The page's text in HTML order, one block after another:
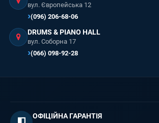
вул. Європейська 12
(096) 206-68-06
DRUMS & PIANO HALL
вул. Соборна 17
(066) 098-92-28
ОФІЦІЙНА ГАРАНТІЯ